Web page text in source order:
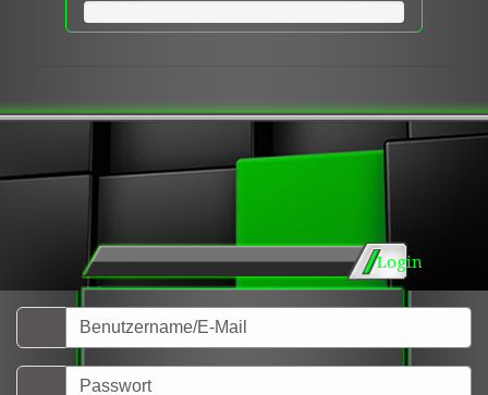
Login